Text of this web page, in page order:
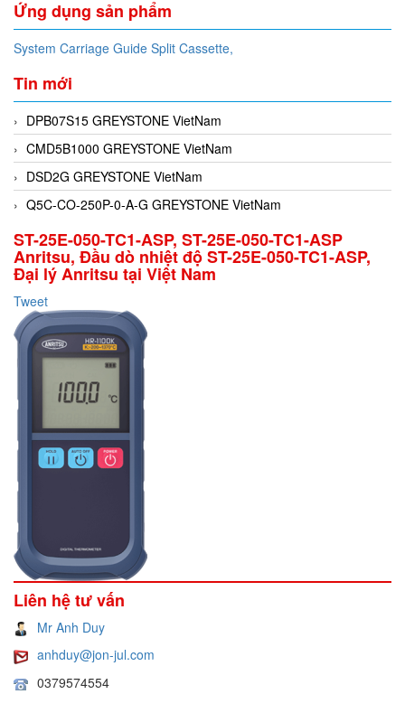
Ứng dụng sản phẩm
System Carriage Guide Split Cassette,
Tin mới
DPB07S15 GREYSTONE VietNam
CMD5B1000 GREYSTONE VietNam
DSD2G GREYSTONE VietNam
Q5C-CO-250P-0-A-G GREYSTONE VietNam
ST-25E-050-TC1-ASP, ST-25E-050-TC1-ASP
Anritsu, Đầu dò nhiệt độ ST-25E-050-TC1-ASP,
Đại lý Anritsu tại Việt Nam
Tweet
Liên hệ tư vấn
Mr Anh Duy
anhduy@jon-jul.com
0379574554